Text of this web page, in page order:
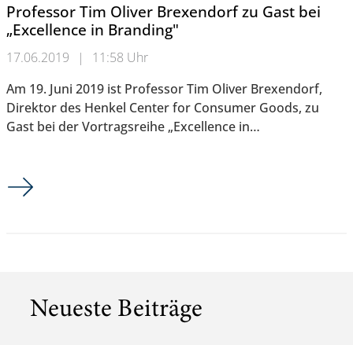
Professor Tim Oliver Brexendorf zu Gast bei
„Excellence in Branding"
17.06.2019 |
11:58 Uhr
Am 19. Juni 2019 ist Professor Tim Oliver Brexendorf,
Direktor des Henkel Center for Consumer Goods, zu
Gast bei der Vortragsreihe „Excellence in…
Professor Tim Oliver Brexendorf zu Gast bei „Excellence in
Neueste Beiträge